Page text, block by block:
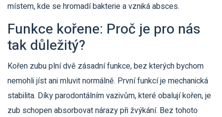
místem, kde se hromadí bakterie a vzniká absces.
Funkce kořene: Proč je pro nás
tak důležitý?
Kořen zubu plní dvě zásadní funkce, bez kterých bychom
nemohli jíst ani mluvit normálně. První funkcí je mechanická
stabilita. Díky parodontálním vazivům, které obalují kořen, je
zub schopen absorbovat nárazy při žvýkání. Bez tohoto